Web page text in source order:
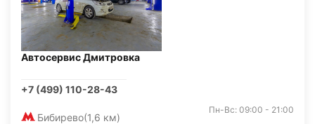
Автосервис Дмитровка
+7 (499) 110-28-43
Бибирево(1,6 км)
Пн-Вс: 09:00 - 21:00